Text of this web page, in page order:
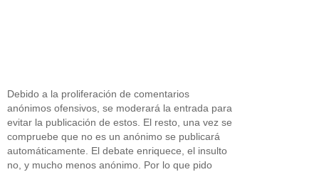
Debido a la proliferación de comentarios
anónimos ofensivos, se moderará la entrada para
evitar la publicación de estos. El resto, una vez se
compruebe que no es un anónimo se publicará
automáticamente. El debate enriquece, el insulto
no, y mucho menos anónimo. Por lo que pido